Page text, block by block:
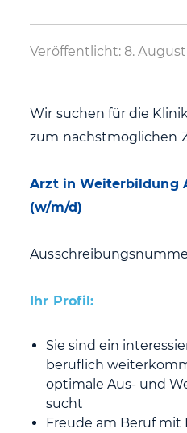
Veröffentlicht:8.
Wir suchen für die
zum nächstmöglichen
Arzt in Weiterbildung
(w/m/d)
Ihr Profil:
Sie sind ein
beruflich
optimale Aus- und
sucht
Freude am Beruf mit